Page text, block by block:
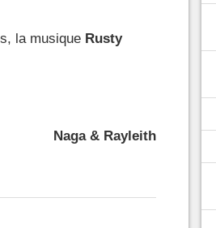
la musique Rusty
Naga & Rayleith